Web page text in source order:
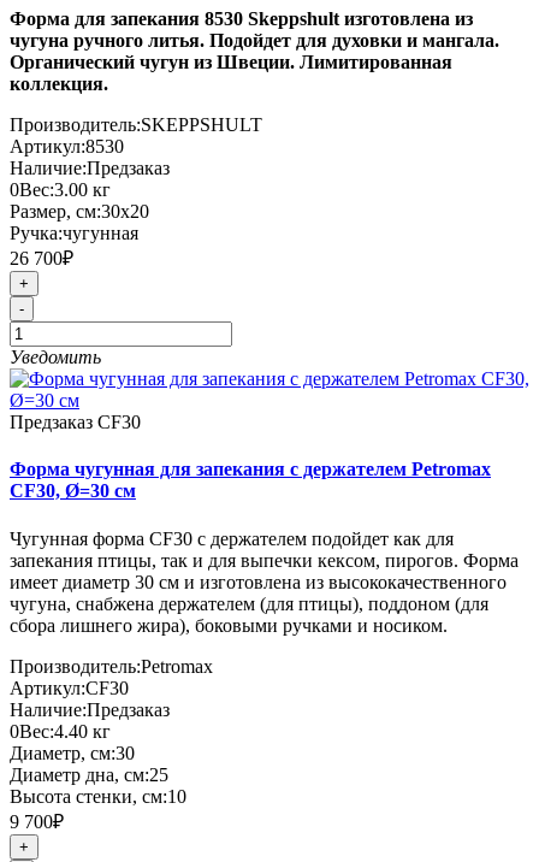
Форма для запекания 8530 Skeppshult изготовлена из
чугуна ручного литья. Подойдет для духовки и мангала.
Органический чугун из Швеции. Лимитированная
коллекция.
Производитель:SKEPPSHULT
Артикул:8530
Наличие:Предзаказ
0Вес:3.00 кг
Размер, см:30х20
Ручка:чугунная
26 700₽
+
-
Уведомить
Предзаказ CF30
Форма чугунная для запекания с держателем Petromax
CF30, Ø=30 см
Чугунная форма CF30 с держателем подойдет как для
запекания птицы, так и для выпечки кексом, пирогов. Форма
имеет диаметр 30 см и изготовлена из высококачественного
чугуна, снабжена держателем (для птицы), поддоном (для
сбора лишнего жира), боковыми ручками и носиком.
Производитель:Petromax
Артикул:CF30
Наличие:Предзаказ
0Вес:4.40 кг
Диаметр, см:30
Диаметр дна, см:25
Высота стенки, см:10
9 700₽
+